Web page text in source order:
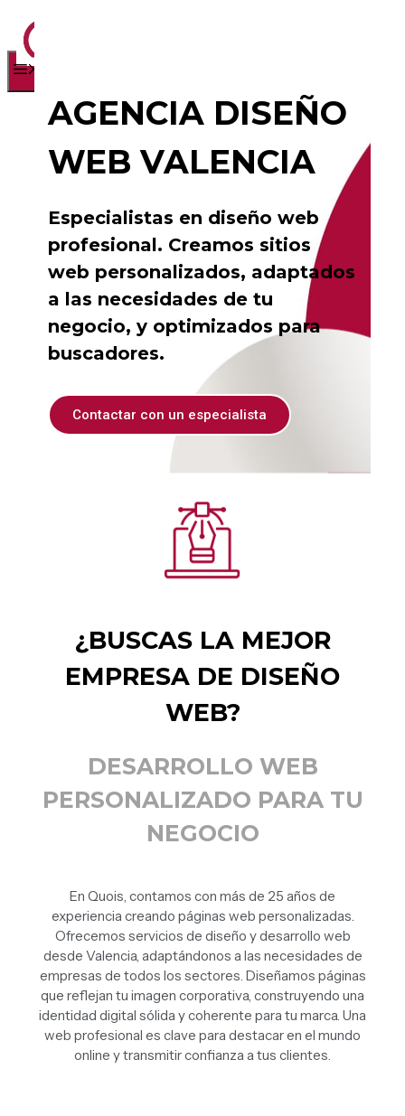
Saltar
al
contenidoAGENCIA DISEÑO
WEB VALENCIA
Especialistas en diseño web
profesional. Creamos sitios
web personalizados, adaptados
a las necesidades de tu
negocio, y optimizados para
buscadores.
Contactar con un especialista
¿BUSCAS LA MEJOR
EMPRESA DE DISEÑO
WEB?
DESARROLLO WEB
PERSONALIZADO PARA TU
NEGOCIO
En Quois, contamos con más de 25 años de
experiencia creando páginas web personalizadas.
Ofrecemos servicios de diseño y desarrollo web
desde Valencia, adaptándonos a las necesidades de
empresas de todos los sectores. Diseñamos páginas
que reflejan tu imagen corporativa, construyendo una
identidad digital sólida y coherente para tu marca. Una
web profesional es clave para destacar en el mundo
online y transmitir confianza a tus clientes.